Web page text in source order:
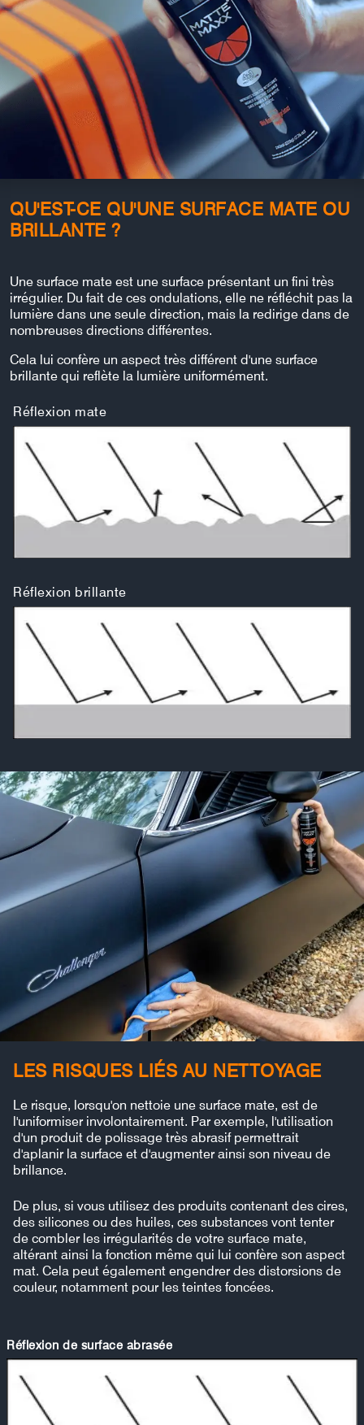
QU'EST-CE QU'UNE SURFACE MATE OU
BRILLANTE ?
Une surface mate est une surface présentant un fini très
irrégulier. Du fait de ces ondulations, elle ne réfléchit pas la
lumière dans une seule direction, mais la redirige dans de
nombreuses directions différentes.
Cela lui confère un aspect très différent d'une surface
brillante qui reflète la lumière uniformément.
Réflexion mate
Réflexion brillante
LES RISQUES LIÉS AU NETTOYAGE
Le risque, lorsqu'on nettoie une surface mate, est de
l'uniformiser involontairement. Par exemple, l'utilisation
d'un produit de polissage très abrasif permettrait
d'aplanir la surface et d'augmenter ainsi son niveau de
brillance.
De plus, si vous utilisez des produits contenant des cires,
des silicones ou des huiles, ces substances vont tenter
de combler les irrégularités de votre surface mate,
altérant ainsi la fonction même qui lui confère son aspect
mat. Cela peut également engendrer des distorsions de
couleur, notamment pour les teintes foncées.
Réflexion de surface abrasée